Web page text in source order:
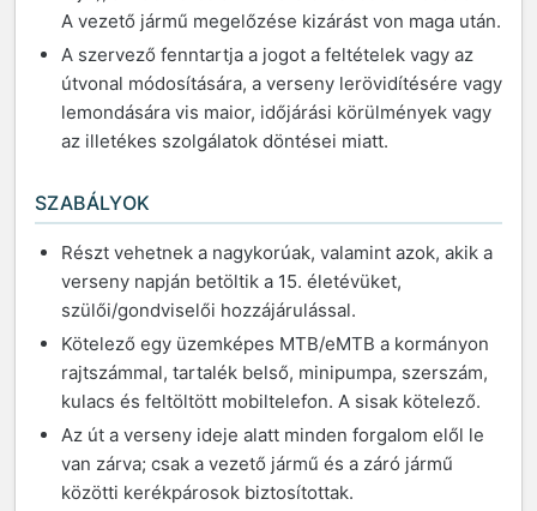
A vezető jármű megelőzése kizárást von maga után.
A szervező fenntartja a jogot a feltételek vagy az
útvonal módosítására, a verseny lerövidítésére vagy
lemondására vis maior, időjárási körülmények vagy
az illetékes szolgálatok döntései miatt.
SZABÁLYOK
Részt vehetnek a nagykorúak, valamint azok, akik a
verseny napján betöltik a 15. életévüket,
szülői/gondviselői hozzájárulással.
Kötelező egy üzemképes MTB/eMTB a kormányon
rajtszámmal, tartalék belső, minipumpa, szerszám,
kulacs és feltöltött mobiltelefon. A sisak kötelező.
Az út a verseny ideje alatt minden forgalom elől le
van zárva; csak a vezető jármű és a záró jármű
közötti kerékpárosok biztosítottak.